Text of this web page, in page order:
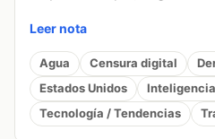
Leer nota
Agua Censura digital
Estados Unidos
Tecnología / Tendencias